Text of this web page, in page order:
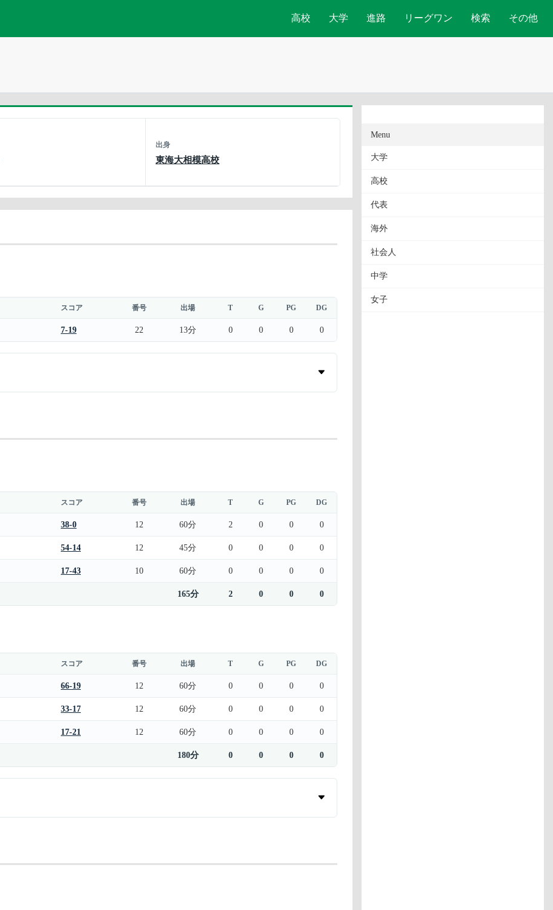
高校 大学 進路 リーグワン 検索 その他
出身
東海大相模高校
スコア 番号 出場 T G PG DG
7-19 22 13分 0 0 0 0
スコア 番号 出場 T G PG DG
38-0 12 60分 2 0 0 0
54-14 12 45分 0 0 0 0
17-43 10 60分 0 0 0 0
165分 2 0 0 0
スコア 番号 出場 T G PG DG
66-19 12 60分 0 0 0 0
33-17 12 60分 0 0 0 0
17-21 12 60分 0 0 0 0
180分 0 0 0 0
Menu
大学
高校
代表
海外
社会人
中学
女子